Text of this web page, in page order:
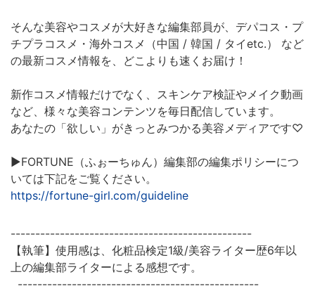
そんな美容やコスメが大好きな編集部員が、デパコス・プ
チプラコスメ・海外コスメ（中国 / 韓国 / タイetc.） など
の最新コスメ情報を、どこよりも速くお届け！
新作コスメ情報だけでなく、スキンケア検証やメイク動画
など、様々な美容コンテンツを毎日配信しています。
あなたの「欲しい」がきっとみつかる美容メディアです♡
▶︎FORTUNE（ふぉーちゅん）編集部の編集ポリシーにつ
いては下記をご覧ください。
https://fortune-girl.com/guideline
-------------------------------------------------
【執筆】使用感は、化粧品検定1級/美容ライター歴6年以
上の編集部ライターによる感想です。
-------------------------------------------------